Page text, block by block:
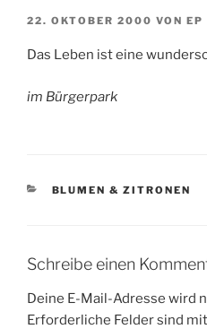
VERÖFFENTLICHT
22. OKTOBER 2000 VON EP
Das Leben ist eine
im Bürgerpark
KATEGORIEN
BLUMEN & ZITRONEN
Schreibe einen
Deine E-Mail-Adresse wird
Erforderliche Felder sind mit